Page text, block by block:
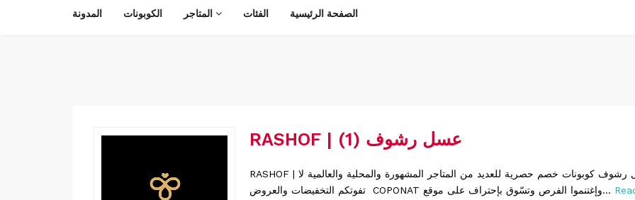
المدونة الكوبونات الفئات الصفحة الرئيسية
RASHOF | عسل رشوف (1)
RASHOF | عسل رشوف كوبونات خصم حصرية للعديد من المتاجر المشهورة والمحلية والعالمية لا
تفوتكم التخفيضات والعروض COPONAT وإغتنموا الفرص وتسّوق بإحتراف على موقع...